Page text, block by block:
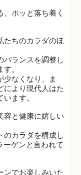
ホッと落ち着く
たちのカラダのほ
バランスを調整し
。
少なくなり、ま
により現代人はた
ます。
容と健康に嬉しい
のカラダを構成し
ーゲンと言われて
ンでお楽しみいた